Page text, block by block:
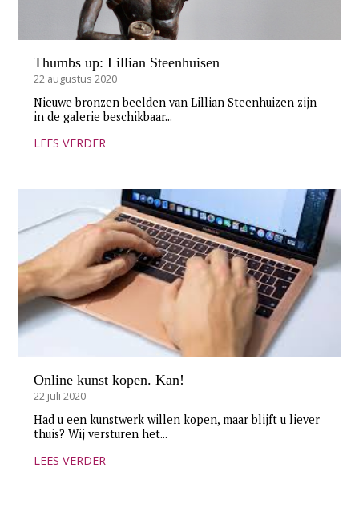
Thumbs up: Lillian Steenhuisen
22 augustus 2020
Nieuwe bronzen beelden van Lillian Steenhuizen zijn
in de galerie beschikbaar...
LEES VERDER
Online kunst kopen. Kan!
22 juli 2020
Had u een kunstwerk willen kopen, maar blijft u liever
thuis? Wij versturen het...
LEES VERDER